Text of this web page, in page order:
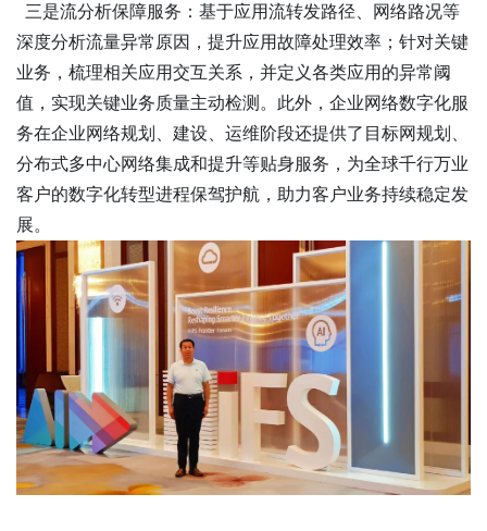
三是流分析保障服务：基于应用流转发路径、网络路况等
深度分析流量异常原因，提升应用故障处理效率；针对关键
业务，梳理相关应用交互关系，并定义各类应用的异常阈
值，实现关键业务质量主动检测。此外，企业网络数字化服
务在企业网络规划、建设、运维阶段还提供了目标网规划、
分布式多中心网络集成和提升等贴身服务，为全球千行万业
客户的数字化转型进程保驾护航，助力客户业务持续稳定发
展。